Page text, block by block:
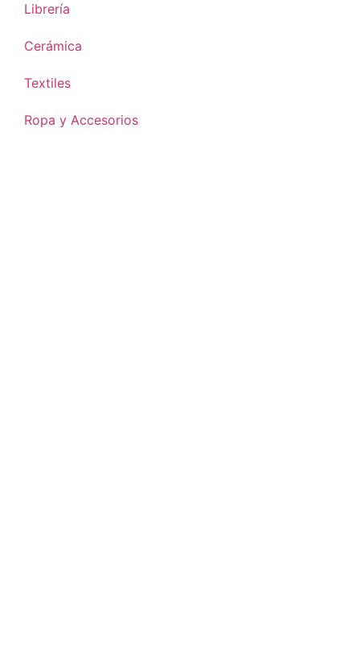
Librería
Cerámica
Textiles
Ropa y Accesorios